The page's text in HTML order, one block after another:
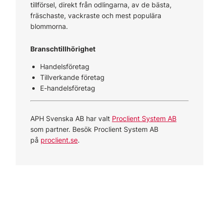
tillförsel, direkt från odlingarna, av de bästa,
fräschaste, vackraste och mest populära
blommorna.
Branschtillhörighet
Handelsföretag
Tillverkande företag
E-handelsföretag
APH Svenska AB har valt Proclient System AB
som partner. Besök Proclient System AB
på proclient.se.